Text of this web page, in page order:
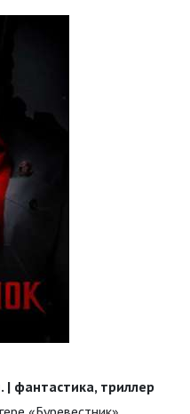
| фантастика, триллер